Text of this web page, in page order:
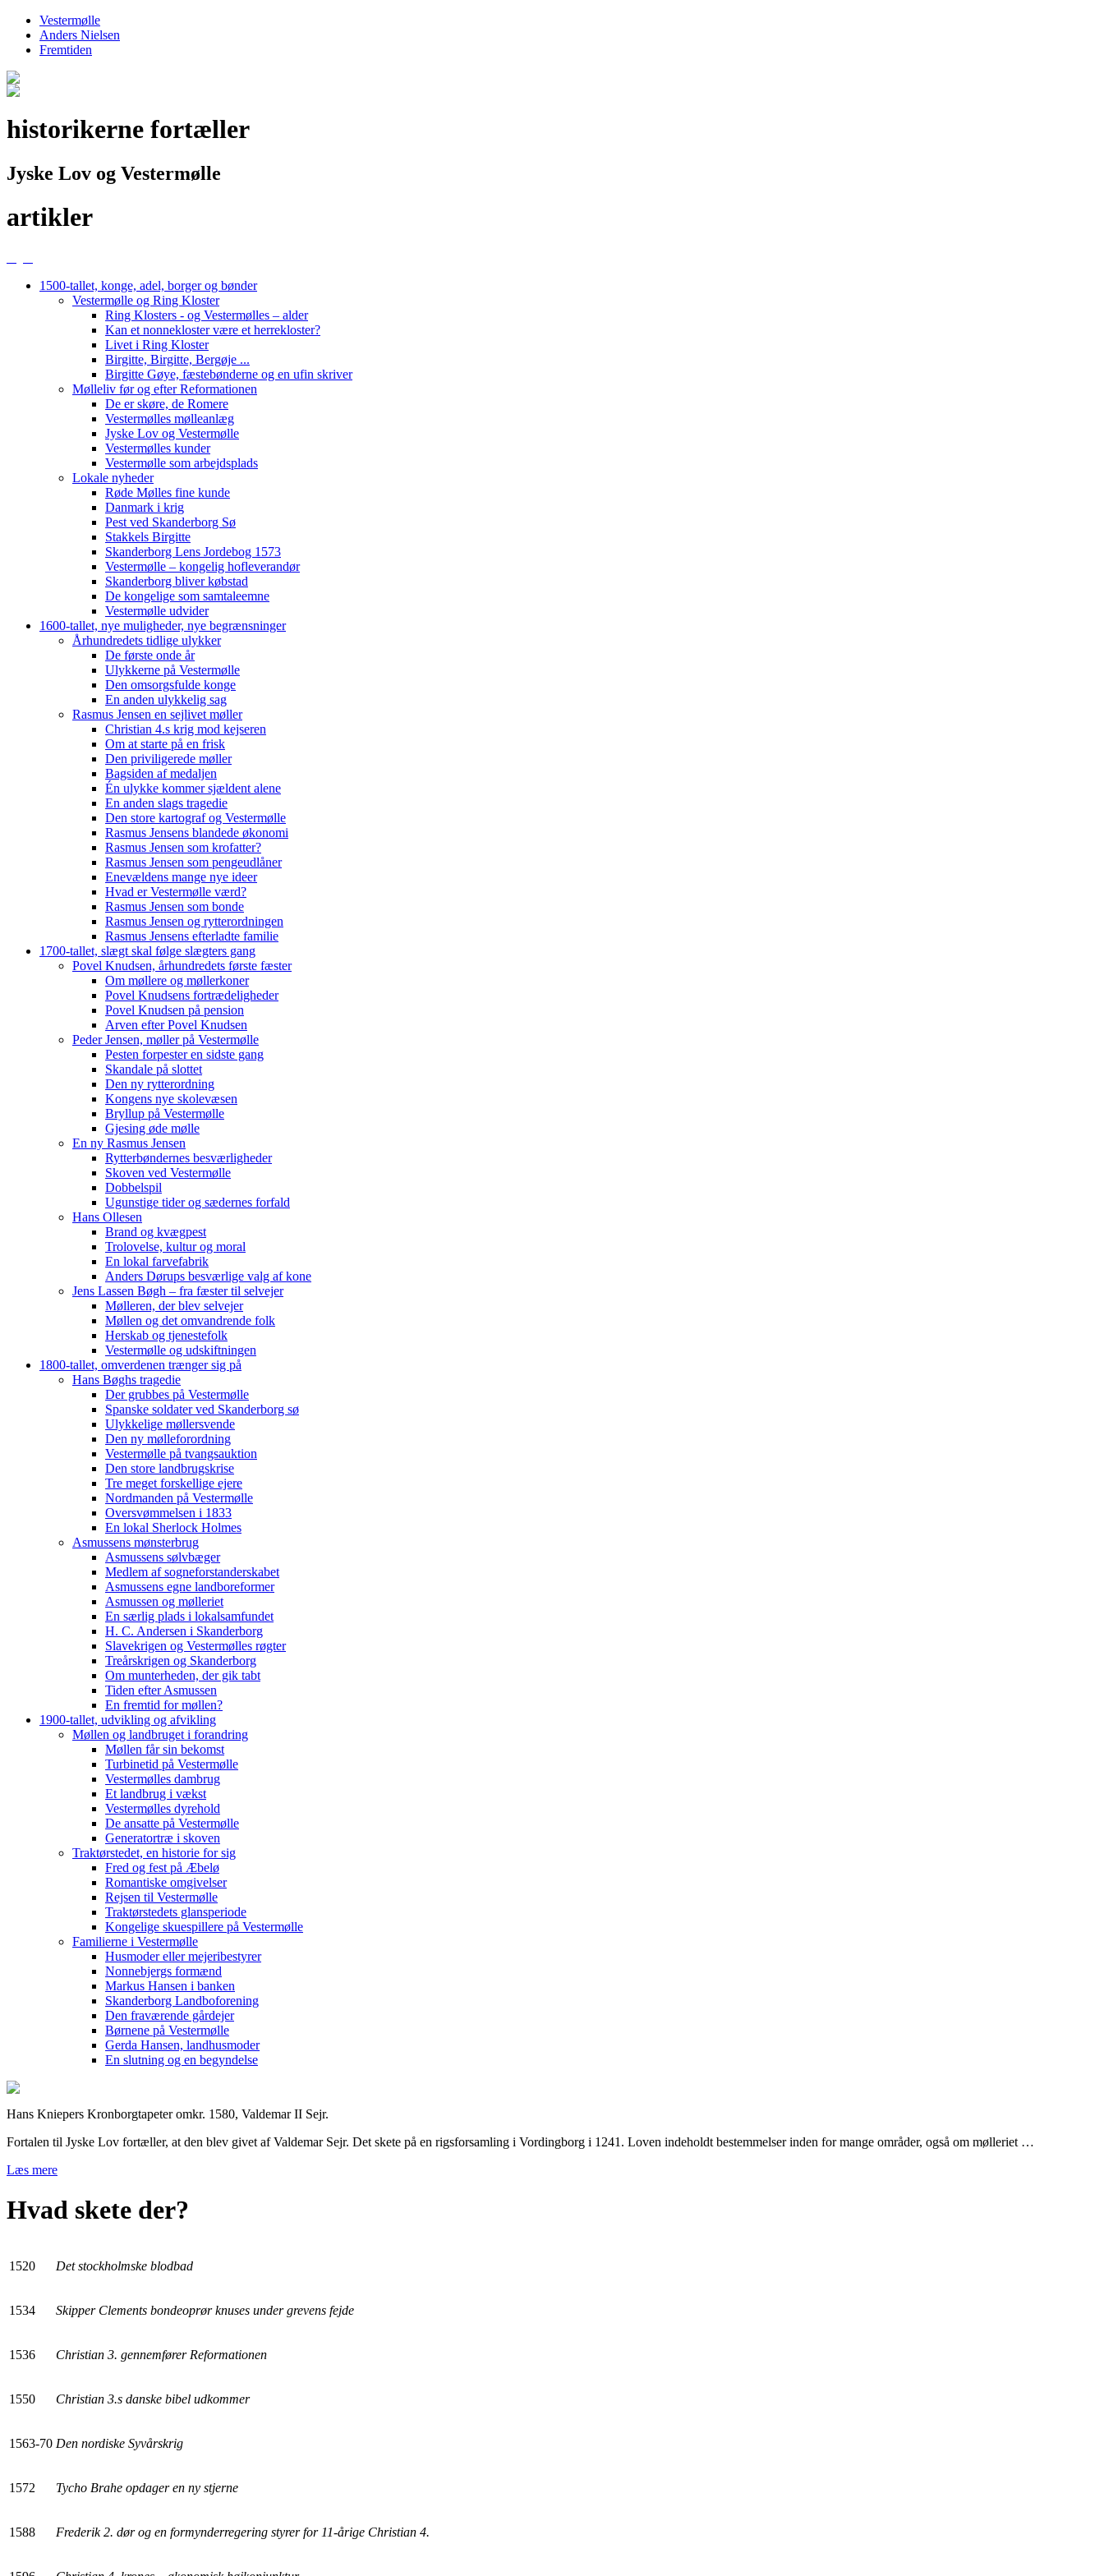
Vestermølle
Anders Nielsen
Fremtiden
historikerne fortæller
Jyske Lov og Vestermølle
artikler
1500-tallet, konge, adel, borger og bønder
Vestermølle og Ring Kloster
Ring Klosters - og Vestermølles – alder
Kan et nonnekloster være et herrekloster?
Livet i Ring Kloster
Birgitte, Birgitte, Bergøje ...
Birgitte Gøye, fæstebønderne og en ufin skriver
Mølleliv før og efter Reformationen
De er skøre, de Romere
Vestermølles mølleanlæg
Jyske Lov og Vestermølle
Vestermølles kunder
Vestermølle som arbejdsplads
Lokale nyheder
Røde Mølles fine kunde
Danmark i krig
Pest ved Skanderborg Sø
Stakkels Birgitte
Skanderborg Lens Jordebog 1573
Vestermølle – kongelig hofleverandør
Skanderborg bliver købstad
De kongelige som samtaleemne
Vestermølle udvider
1600-tallet, nye muligheder, nye begrænsninger
Århundredets tidlige ulykker
De første onde år
Ulykkerne på Vestermølle
Den omsorgsfulde konge
En anden ulykkelig sag
Rasmus Jensen en sejlivet møller
Christian 4.s krig mod kejseren
Om at starte på en frisk
Den priviligerede møller
Bagsiden af medaljen
Én ulykke kommer sjældent alene
En anden slags tragedie
Den store kartograf og Vestermølle
Rasmus Jensens blandede økonomi
Rasmus Jensen som krofatter?
Rasmus Jensen som pengeudlåner
Enevældens mange nye ideer
Hvad er Vestermølle værd?
Rasmus Jensen som bonde
Rasmus Jensen og rytterordningen
Rasmus Jensens efterladte familie
1700-tallet, slægt skal følge slægters gang
Povel Knudsen, århundredets første fæster
Om møllere og møllerkoner
Povel Knudsens fortrædeligheder
Povel Knudsen på pension
Arven efter Povel Knudsen
Peder Jensen, møller på Vestermølle
Pesten forpester en sidste gang
Skandale på slottet
Den ny rytterordning
Kongens nye skolevæsen
Bryllup på Vestermølle
Gjesing øde mølle
En ny Rasmus Jensen
Rytterbøndernes besværligheder
Skoven ved Vestermølle
Dobbelspil
Ugunstige tider og sædernes forfald
Hans Ollesen
Brand og kvægpest
Trolovelse, kultur og moral
En lokal farvefabrik
Anders Dørups besværlige valg af kone
Jens Lassen Bøgh – fra fæster til selvejer
Mølleren, der blev selvejer
Møllen og det omvandrende folk
Herskab og tjenestefolk
Vestermølle og udskiftningen
1800-tallet, omverdenen trænger sig på
Hans Bøghs tragedie
Der grubbes på Vestermølle
Spanske soldater ved Skanderborg sø
Ulykkelige møllersvende
Den ny mølleforordning
Vestermølle på tvangsauktion
Den store landbrugskrise
Tre meget forskellige ejere
Nordmanden på Vestermølle
Oversvømmelsen i 1833
En lokal Sherlock Holmes
Asmussens mønsterbrug
Asmussens sølvbæger
Medlem af sogneforstanderskabet
Asmussens egne landboreformer
Asmussen og mølleriet
En særlig plads i lokalsamfundet
H. C. Andersen i Skanderborg
Slavekrigen og Vestermølles røgter
Treårskrigen og Skanderborg
Om munterheden, der gik tabt
Tiden efter Asmussen
En fremtid for møllen?
1900-tallet, udvikling og afvikling
Møllen og landbruget i forandring
Møllen får sin bekomst
Turbinetid på Vestermølle
Vestermølles dambrug
Et landbrug i vækst
Vestermølles dyrehold
De ansatte på Vestermølle
Generatortræ i skoven
Traktørstedet, en historie for sig
Fred og fest på Æbelø
Romantiske omgivelser
Rejsen til Vestermølle
Traktørstedets glansperiode
Kongelige skuespillere på Vestermølle
Familierne i Vestermølle
Husmoder eller mejeribestyrer
Nonnebjergs formænd
Markus Hansen i banken
Skanderborg Landboforening
Den fraværende gårdejer
Børnene på Vestermølle
Gerda Hansen, landhusmoder
En slutning og en begyndelse
Hans Kniepers Kronborgtapeter omkr. 1580, Valdemar II Sejr.
Fortalen til Jyske Lov fortæller, at den blev givet af Valdemar Sejr. Det skete på en rigsforsamling i Vordingborg i 1241. Loven indeholdt bestemmelser inden for mange områder, også om mølleriet …
Læs mere
Hvad skete der?
1520 Det stockholmske blodbad
1534 Skipper Clements bondeoprør knuses under grevens fejde
1536 Christian 3. gennemfører Reformationen
1550 Christian 3.s danske bibel udkommer
1563-70 Den nordiske Syvårskrig
1572 Tycho Brahe opdager en ny stjerne
1588 Frederik 2. dør og en formynderregering styrer for 11-årige Christian 4.